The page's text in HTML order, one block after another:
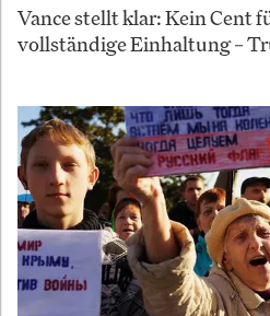
Vance stellt klar: Kein Cent
vollständige Einhaltung –